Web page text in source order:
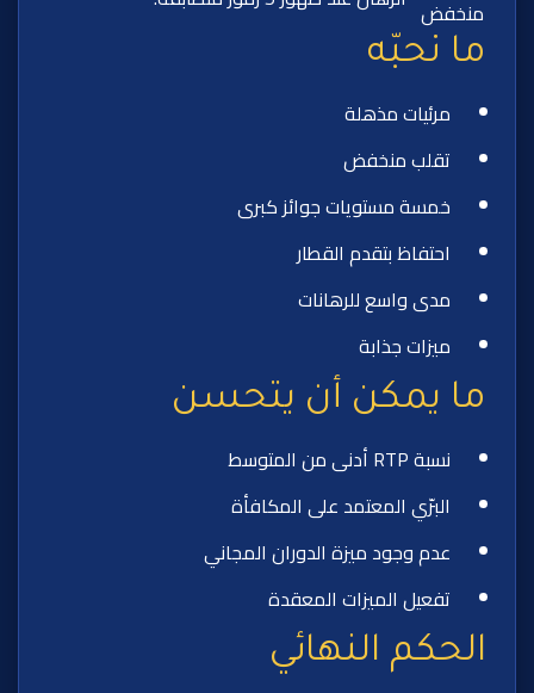
منخفض
ما نحبّه
مرئيات مذهلة
تقلب منخفض
خمسة مستويات جوائز كبرى
احتفاظ بتقدم القطار
مدى واسع للرهانات
ميزات جذابة
ما يمكن أن يتحسن
نسبة RTP أدنى من المتوسط
البرّي المعتمد على المكافأة
عدم وجود ميزة الدوران المجاني
تفعيل الميزات المعقدة
الحكم النهائي